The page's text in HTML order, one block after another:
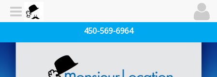
450-569-6964